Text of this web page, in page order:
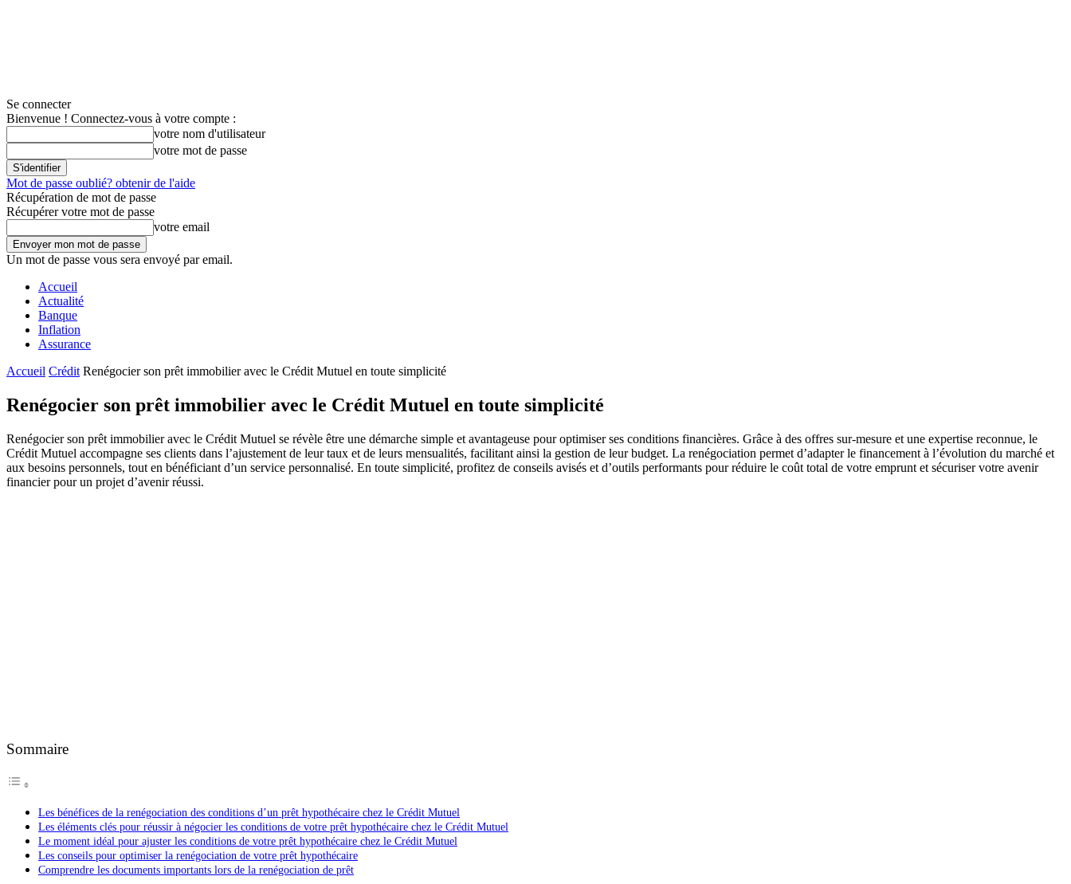
Se connecter
Bienvenue ! Connectez-vous à votre compte :
votre nom d'utilisateur
votre mot de passe
Mot de passe oublié? obtenir de l'aide
Récupération de mot de passe
Récupérer votre mot de passe
votre email
Un mot de passe vous sera envoyé par email.
Accueil
Actualité
Banque
Inflation
Assurance
Accueil Crédit Renégocier son prêt immobilier avec le Crédit Mutuel en toute simplicité
Renégocier son prêt immobilier avec le Crédit Mutuel en toute simplicité
Renégocier son prêt immobilier avec le Crédit Mutuel se révèle être une démarche simple et avantageuse pour optimiser ses conditions financières. Grâce à des offres sur-mesure et une expertise reconnue, le
Crédit Mutuel accompagne ses clients dans l’ajustement de leur taux et de leurs mensualités, facilitant ainsi la gestion de leur budget. La renégociation permet d’adapter le financement à l’évolution du marché et
aux besoins personnels, tout en bénéficiant d’un service personnalisé. En toute simplicité, profitez de conseils avisés et d’outils performants pour réduire le coût total de votre emprunt et sécuriser votre avenir
financier pour un projet d’avenir réussi.
Sommaire
Les bénéfices de la renégociation des conditions d’un prêt hypothécaire chez le Crédit Mutuel
Les éléments clés pour réussir à négocier les conditions de votre prêt hypothécaire chez le Crédit Mutuel
Le moment idéal pour ajuster les conditions de votre prêt hypothécaire chez le Crédit Mutuel
Les conseils pour optimiser la renégociation de votre prêt hypothécaire
Comprendre les documents importants lors de la renégociation de prêt